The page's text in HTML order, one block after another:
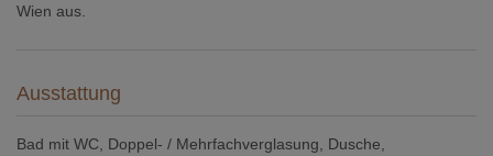
Wien aus.
Ausstattung
Bad mit WC Doppel- / Mehrfachverglasung
Dusche